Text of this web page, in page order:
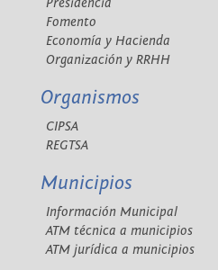
Fomento
Economía y Hacienda
Organización y RRHH
Organismos
CIPSA
REGTSA
Municipios
Información Municipal
ATM técnica a municipios
ATM jurídica a municipios